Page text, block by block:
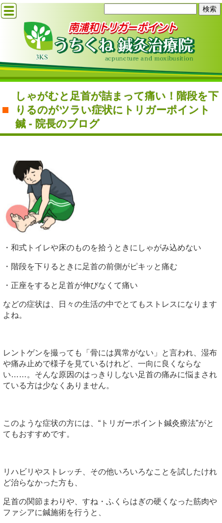
しゃがむと足首が詰まって痛い！階段を下
りるのがツラい症状にトリガーポイント
鍼 - 院長のブログ
・和式トイレや床のものを拾うときにしゃがみ込めない
・階段を下りるときに足首の前側がピキッと痛む
・正座をすると足首が伸びなくて痛い
などの症状は、日々の生活の中でとてもストレスになります
よね。
レントゲンを撮っても「骨には異常がない」と言われ、湿布
や痛み止めで様子を見ているけれど、一向に良くならな
い……。そんな原因のはっきりしない足首の痛みに悩まされ
ている方は少なくありません。
このような症状の方には、“トリガーポイント鍼灸療法”がと
てもおすすめです。
リハビリやストレッチ、その他いろいろなことを試したけれ
ど治らなかった方も、
足首の関節まわりや、すね・ふくらはぎの硬くなった筋肉や
ファシアに鍼施術を行うと、